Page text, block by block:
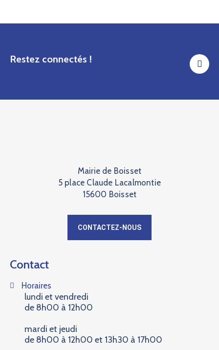
Restez connectés !
Mairie de Boisset
5 place Claude Lacalmontie
15600 Boisset
CONTACTEZ-NOUS
Contact
Horaires
lundi et vendredi
de 8h00 à 12h00
mardi et jeudi
de 8h00 à 12h00 et 13h30 à 17h00